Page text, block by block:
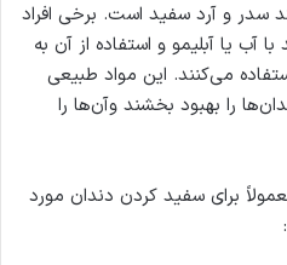
سدر و آرد سفید است. برخی افراد
آب یا آبلیمو و استفاده از آن به
می‌کنند. این مواد طبیعی
را بهبود بخشند وآن‌ها را
برای سفید کردن دندان مورد